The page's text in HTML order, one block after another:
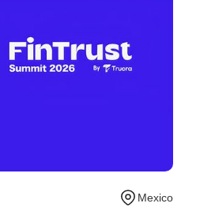
Mexico